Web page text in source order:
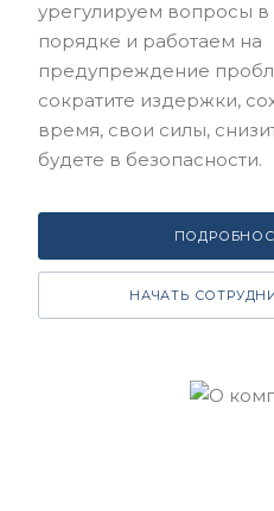
урегулируем вопросы
порядке и работаем на
предупреждение
сократите издержки,
время, свои силы,
будете в безопасности.
НАЧАТЬ